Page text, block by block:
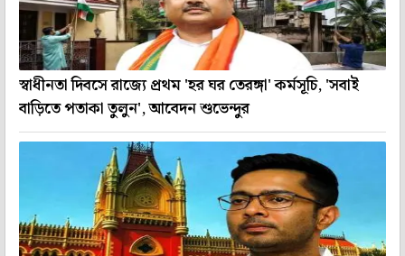
স্বাধীনতা দিবসে রাজ্যে প্রথম 'হর ঘর তেরঙ্গা' কর্মসূচি, 'সবাই
বাড়িতে পতাকা তুলুন', আবেদন শুভেন্দুর